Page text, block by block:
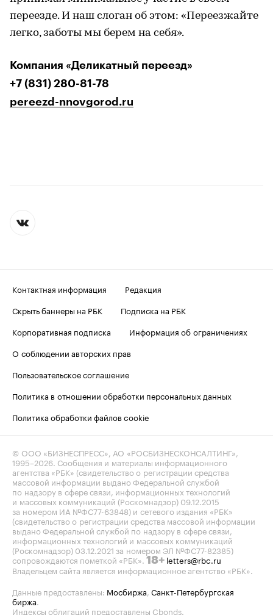
переезде. И наш слоган об этом: «Переезжайте
легко, заботы мы берем на себя».
Компания «Деликатный переезд»
+7 (831) 280-81-78
pereezd-nnovgorod.ru
Контактная информация
Редакция
Скрыть баннеры на РБК
Подписка на РБК
Корпоративная подписка
Информация об ограничениях
О соблюдении авторских прав
Пользовательское соглашение
Политика в отношении обработки персональных данных
Политика обработки файлов cookie
© ООО «БИЗНЕСПРЕСС», АО «РОСБИЗНЕСКОНСАЛТИНГ»,
1995–2026 . Сообщения и материалы информационного
агентства «РБК» (свидетельство о регистрации средства
массовой информации выдано Федеральной службой
по надзору в сфере связи, информационных технологий
и массовых коммуникаций (Роскомнадзор) 09.12.2015
за номером ИА №ФС77-63848) и сетевого издания «РБК»
(свидетельство о регистрации средства массовой информации
выдано Федеральной службой по надзору в сфере связи,
информационных технологий и массовых коммуникаций
(Роскомнадзор) 03.12.2021 за номером ЭЛ №ФС77-82385)
сопровождаются пометкой «РБК». 18+ letters@rbc.ru
Владельцем сайта является информационное агентство «РБК».
Данные предоставлены: Мосбиржа Санкт-Петербургская
биржа
Индексы облигаций предоставлены Cbonds.